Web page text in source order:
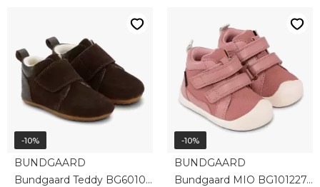
-10%
BUNDGAARD
Bundgaard Teddy BG601058-2290
-10%
BUNDGAARD
Bundgaard MIO BG101227-3369